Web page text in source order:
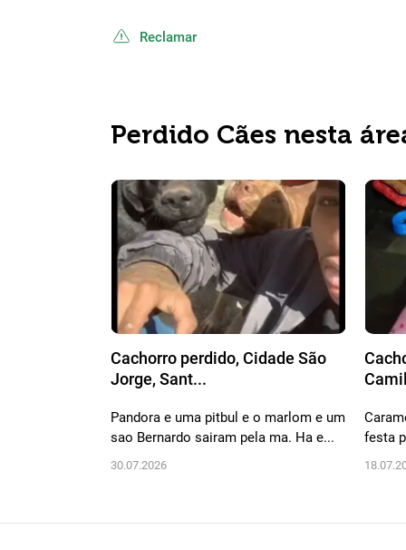
Reclamar
Perdido Cães nesta
Cachorro perdido, Cidade São
Jorge, Sant...
Pandora e uma pitbul e o marlom e um
sao Bernardo sairam pela ma. Ha e...
30.07.2026
festa